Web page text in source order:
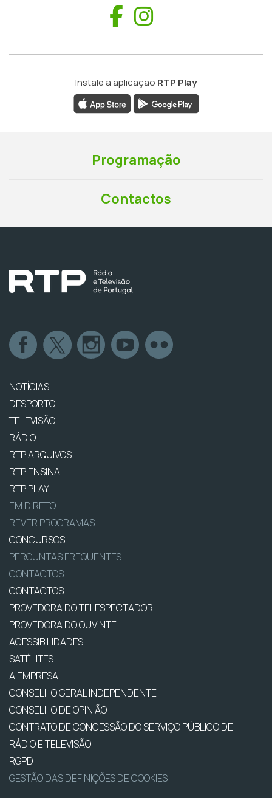
Facebook
Instale a aplicação RTP Play
Programação
Contactos
NOTÍCIAS
DESPORTO
TELEVISÃO
RÁDIO
RTP ARQUIVOS
RTP ENSINA
RTP PLAY
EM DIRETO
REVER PROGRAMAS
CONCURSOS
PERGUNTAS FREQUENTES
CONTACTOS
CONTACTOS
PROVEDORA DO TELESPECTADOR
PROVEDORA DO OUVINTE
ACESSIBILIDADES
SATÉLITES
A EMPRESA
CONSELHO GERAL INDEPENDENTE
CONSELHO DE OPINIÃO
CONTRATO DE CONCESSÃO DO SERVIÇO PÚBLICO DE
RÁDIO E TELEVISÃO
RGPD
GESTÃO DAS DEFINIÇÕES DE COOKIES